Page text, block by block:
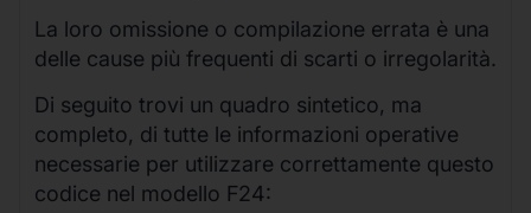
La loro omissione o compilazione errata è una
delle cause più frequenti di scarti o irregolarità.
Di seguito trovi un quadro sintetico, ma
completo, di tutte le informazioni operative
necessarie per utilizzare correttamente questo
codice nel modello F24: